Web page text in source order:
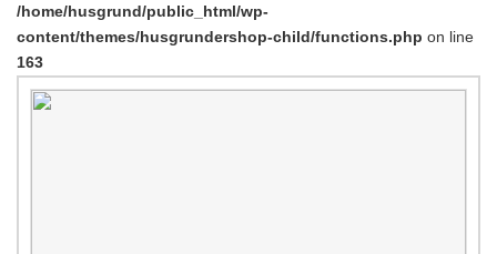
/home/husgrund/public_html/wp-
content/themes/husgrundershop-child/functions.php on line
163